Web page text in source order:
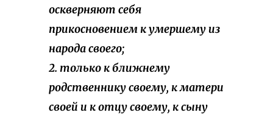
оскверняют себя
прикосновением к умершему из
народа своего;
2. только к ближнему
родственнику своему, к матери
своей и к отцу своему, к сыну